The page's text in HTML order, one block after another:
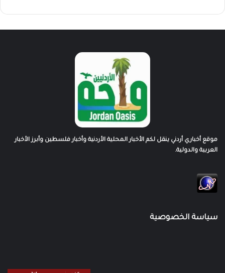
موقع أخباري أردني ينقل لكم الأخبار المحلية الأردنية وأخبار فلسطين وأبرز الأخبار
العربية والدولية.
سياسة الخصوصية